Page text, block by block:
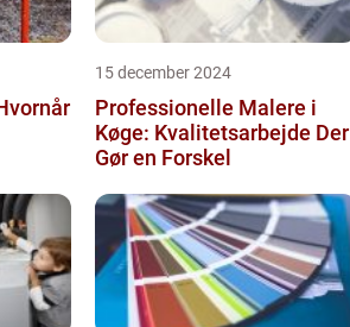
15 december 2024
Professionelle Malere i
Køge: Kvalitetsarbejde Der
Gør en Forskel